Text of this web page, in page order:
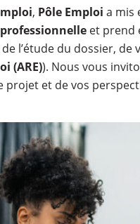
, Pôle Emploi a mis
et prend
l’étude du dossier,
(ARE)). Nous vous
projet et de vos